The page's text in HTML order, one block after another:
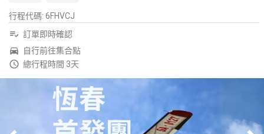
行程代碼: 6FHVCJ
訂單即時確認
自行前往集合點
總行程時間 3天